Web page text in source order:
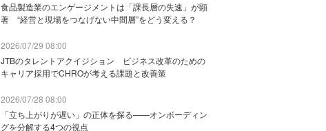
食品製造業のエンゲージメントは「課長層の失速」が顕
著 “経営と現場をつなげない中間層”をどう変える？
2026/07/29 08:00
JTBのタレントアクイジション ビジネス改革のための
キャリア採用でCHROが考える課題と改善策
2026/07/28 08:00
「立ち上がりが遅い」の正体を探る——オンボーディン
グを分解する4つの視点